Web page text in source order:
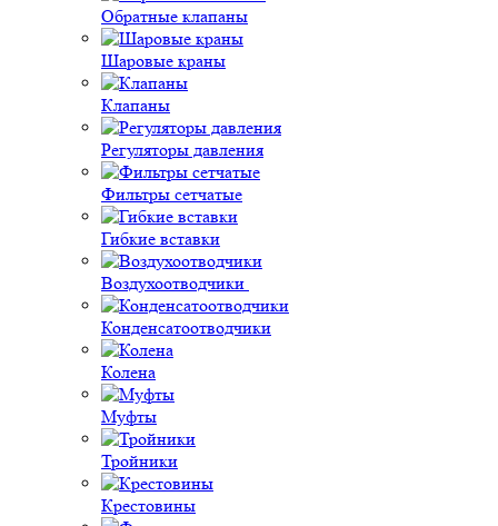
Обратные клапаны
Шаровые краны
Клапаны
Регуляторы давления
Фильтры сетчатые
Гибкие вставки
Воздухоотводчики
Конденсатоотводчики
Колена
Муфты
Тройники
Крестовины